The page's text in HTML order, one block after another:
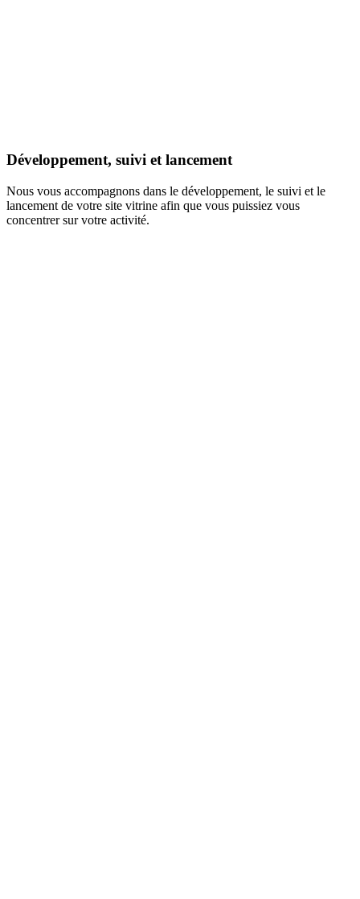
Développement, suivi et lancement
Nous vous accompagnons dans le développement, le suivi et le
lancement de votre site vitrine afin que vous puissiez vous
concentrer sur votre activité.